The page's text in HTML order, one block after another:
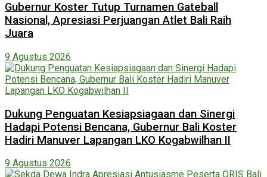
Gubernur Koster Tutup Turnamen Gateball
Nasional, Apresiasi Perjuangan Atlet Bali Raih
Juara
9 Agustus 2026
Dukung Penguatan Kesiapsiagaan dan Sinergi
Hadapi Potensi Bencana, Gubernur Bali Koster
Hadiri Manuver Lapangan LKO Kogabwilhan II
9 Agustus 2026